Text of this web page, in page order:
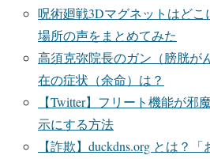
呪術廻戦3Dマグネットはど
場所の声をまとめてみた
高須克弥院長のガン（膀胱が
在の症状（余命）は？
【Twitter】フリート機能が邪
示にする方法
【詐欺】duckdns.org とは？